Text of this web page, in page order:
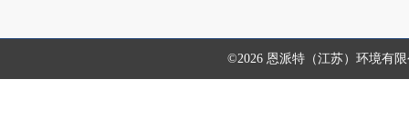
©2026 恩派特（江苏）环境有